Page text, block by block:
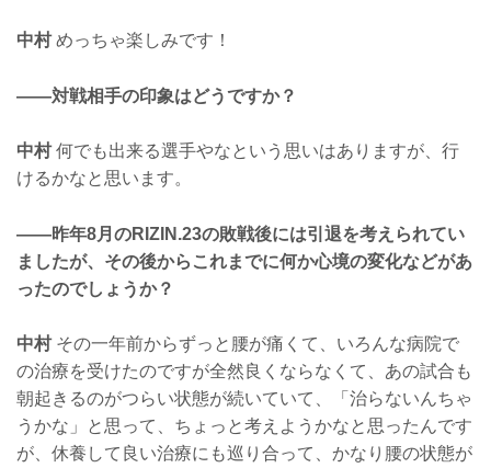
中村めっちゃ楽しみです！
——対戦相手の印象はどうですか？
中村何でも出来る選手やなという思いはありますが、行
けるかなと思います。
——昨年8月のRIZIN.23の敗戦後には引退を考えられてい
ましたが、その後からこれまでに何か心境の変化などがあ
ったのでしょうか？
中村その一年前からずっと腰が痛くて、いろんな病院で
の治療を受けたのですが全然良くならなくて、あの試合も
朝起きるのがつらい状態が続いていて、「治らないんちゃ
うかな」と思って、ちょっと考えようかなと思ったんです
が、休養して良い治療にも巡り合って、かなり腰の状態が